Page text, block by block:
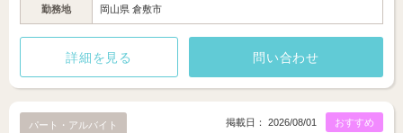
勤務地 岡山県 倉敷市
詳細を見る 問い合わせ
パート・アルバイト おすすめ
掲載日： 2026/08/01